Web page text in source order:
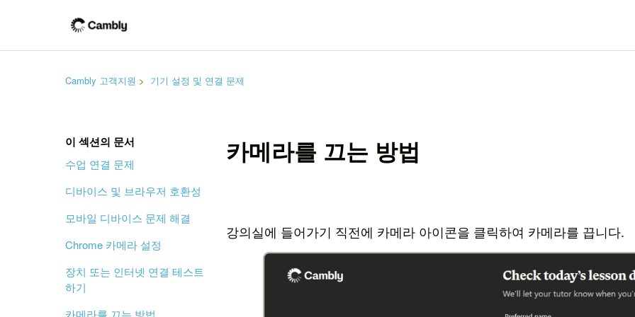
Cambly 고객지원 기기 설정 및 연결 문제
이 섹션의 문서
수업 연결 문제
디바이스 및 브라우저 호환성
모바일 디바이스 문제 해결
Chrome 카메라 설정
장치 또는 인터넷 연결 테스트
하기
카메라를 끄는 방법
카메라를 끄는 방법
강의실에 들어가기 직전에 카메라 아이콘을 클릭하여 카메라를 끕니다.